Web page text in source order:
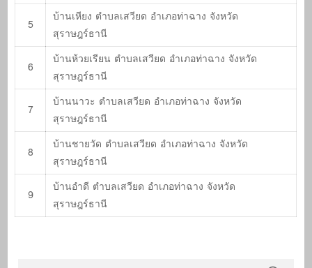
5
บ้านเหียง ตำบลเสวียด อำเภอท่าฉาง จังหวัด
สุราษฎร์ธานี
6
บ้านห้วยเรียน ตำบลเสวียด อำเภอท่าฉาง จังหวัด
สุราษฎร์ธานี
7
บ้านนาวะ ตำบลเสวียด อำเภอท่าฉาง จังหวัด
สุราษฎร์ธานี
8
บ้านชายวัด ตำบลเสวียด อำเภอท่าฉาง จังหวัด
สุราษฎร์ธานี
9
บ้านอำดี ตำบลเสวียด อำเภอท่าฉาง จังหวัด
สุราษฎร์ธานี